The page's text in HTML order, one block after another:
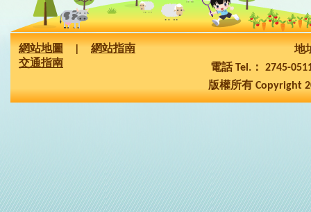
網站地圖
網站指南
交通指南
地
電話 Tel.： 2745-
版權所有 Copyright